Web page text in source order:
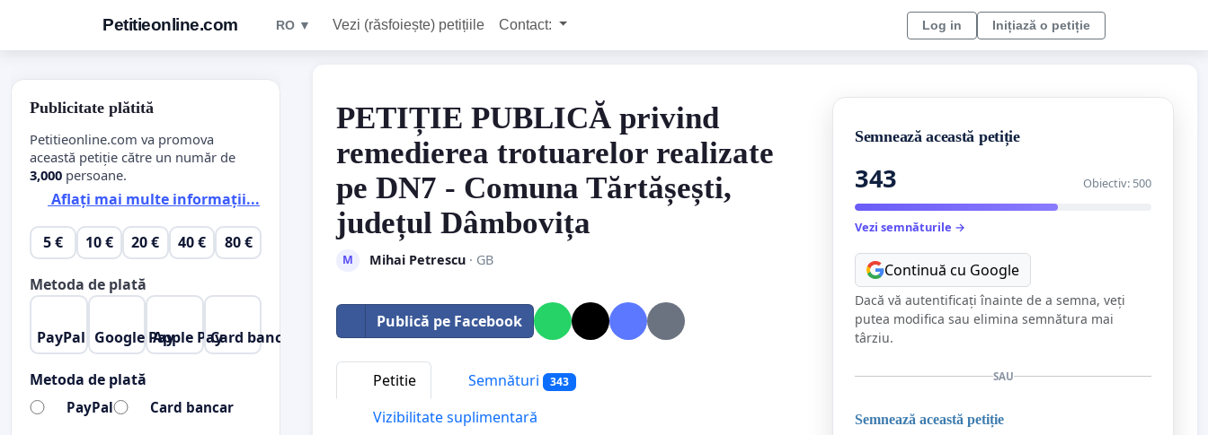
Petitieonline.com RO ▼ Vezi (răsfoiește) petițiile Contact: Log in Inițiază o petiție
PETIȚIE PUBLICĂ privind
remedierea trotuarelor realizate
pe DN7 - Comuna Tărtășești,
județul Dâmbovița
M Mihai Petrescu· GB
Publică pe Facebook
Petitie Semnături 343
Vizibilitate suplimentară
Semnează această petiție
343 Obiectiv: 500
Vezi semnăturile →
Continuă cu Google
Dacă vă autentificați înainte de a semna, veți
putea modifica sau elimina semnătura mai
târziu.
SAU
Semnează această petiție
Publicitate plătită
Petitieonline.com va promova
această petiție către un număr de
3,000 persoane.
Aflați mai multe informații...
5 € 10 € 20 € 40 € 80 €
Metoda de plată
PayPal Google PayApple PayCard bancar
Metoda de plată
PayPal Card bancar